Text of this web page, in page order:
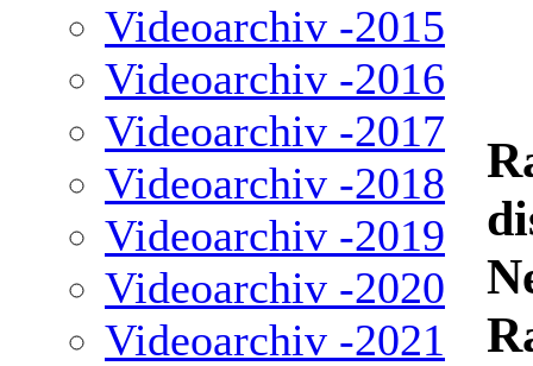
Videoarchiv -2015
Videoarchiv -2016
Videoarchiv -2017
Videoarchiv -2018
Videoarchiv -2019
Videoarchiv -2020
Videoarchiv -2021